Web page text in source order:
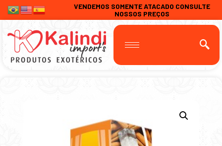
VENDEMOS SOMENTE ATACADO CONSULTE
NOSSOS PREÇOS